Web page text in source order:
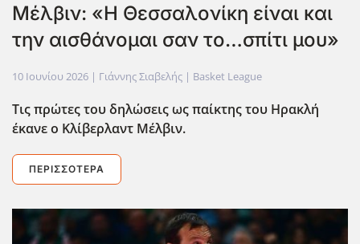
Μέλβιν: «Η Θεσσαλονίκη είναι και
την αισθάνομαι σαν το…σπίτι μου»
10 Ιουνίου 2026 | Γιάννης Σιαβελής | Basket League
Τις πρώτες του δηλώσεις ως παίκτης του Ηρακλή
έκανε ο Κλίβερλαντ Μέλβιν.
ΠΕΡΙΣΣΌΤΕΡΑ